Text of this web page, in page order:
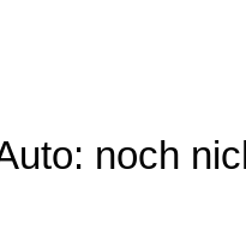
noch